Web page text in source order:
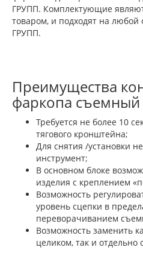
ГРУПП. Комплектующие
товаром, и подходят на любой
ГРУПП.
Преимущества
фаркопа съемный
Требуется не более 10
тягового кронштейна;
Для снятия /установки
инструмент;
В основном блоке
изделия с креплением
Возможность
уровень сцепки в
переворачиванием
Возможность заменить
целиком, так и